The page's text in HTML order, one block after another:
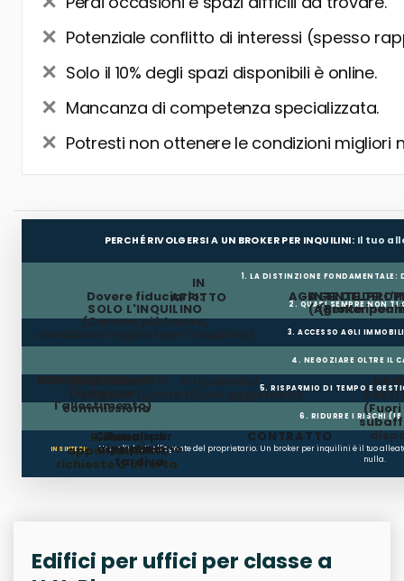
Potenziale conflitto di interessi (spesso
Solo il 10% degli spazi disponibili è online.
Mancanza di competenza specializzata.
Potresti non ottenere le condizioni migliori
PERCHÉ RIVOLGERSI A UN BROKER PER INQUILINI: Il tuo
1. LA DISTINZIONE FONDAMENTALE:
AGENTE DEL
(Agente
IN
AFFITTO
AGENTE
(Broker per
Dovere fiduciario:
SOLO L'INQUILINO
(Canone più basso,
condizioni migliori per l'inquilino)
2. QUASI SEMPRE NON TI
3. ACCESSO AGLI
4. NEGOZIARE OLTRE IL
Il proprietario
paga la
commissione
Siti pubblici
(Limitati/non aggiornati) E RETI
MESI GRATUITI
CONTRIBUTO LAVORI
(Fondi per
l'allestimento)
5. RISPARMIO DI TEMPO E
6. RIDURRE I RISCHI
Ricerca,
appuntamenti,
richieste d'offerta
Clausole di
ripristino
Penali per
occupazione
tardiva
CONTRATTO
IN SINTESI:
Non affidarti all'agente del proprietario. Un broker per inquilini è il tuo
nulla.
Edifici per uffici per classe a